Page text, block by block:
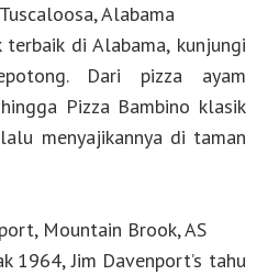
Alabama
terbaik di Alabama, kunjungi
Dari pizza ayam
Pizza Bambino klasik
menyajikannya di taman
Mountain Brook, AS
1964, Jim Davenport’s tahu